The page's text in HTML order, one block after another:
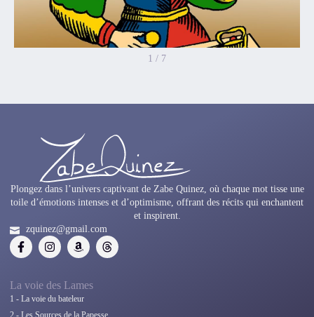
1 / 7
Plongez dans l’univers captivant de Zabe Quinez, où chaque mot tisse une
toile d’émotions intenses et d’optimisme, offrant des récits qui enchantent
et inspirent.
zquinez@gmail.com
La voie des Lames
1 - La voie du bateleur
2 - Les Sources de la Papesse